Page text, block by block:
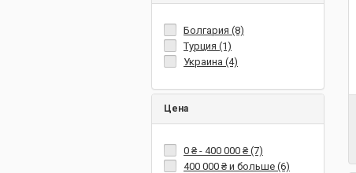
Болгария (8)
Турция (1)
Украина (4)
Цена
0 ₴- 400 000 ₴(7)
400 000 ₴и больше (6)